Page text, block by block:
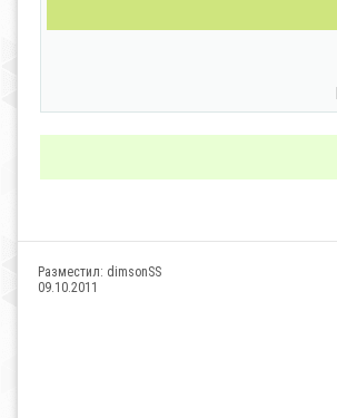
Разместил: dimsonSS
09.10.2011